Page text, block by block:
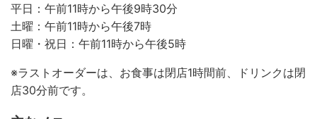
平日：午前11時から午後9時30分
土曜：午前11時から午後7時
日曜・祝日：午前11時から午後5時
ラストオーダーは、お食事は閉店1時間前、ドリンクは閉
店30分前です。